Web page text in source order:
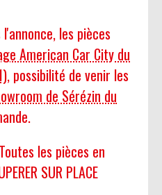
les pièces
American Car City du
, possibilité de venir les
de Sérézin du
les pièces en
SUR PLACE